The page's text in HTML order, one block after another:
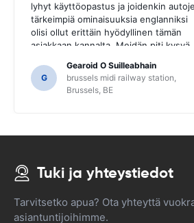
lyhyt käyttöopastus ja joidenkin
tärkeimpiä ominaisuuksia englanniksi
olisi ollut erittäin hyödyllinen tämän
asiakkaan kannalta. Meidän piti kysyä
siitä, että emme ehkä olleet
selvittäneet SAT NAV: n toimintoja.
G
Gearoid O Suilleabhain
brussels midi railway station,
Brussels, BE
Tuki ja yhteystiedot
Tarvitsetko apua? Ota yhteyttä
asiantuntijoihimme.